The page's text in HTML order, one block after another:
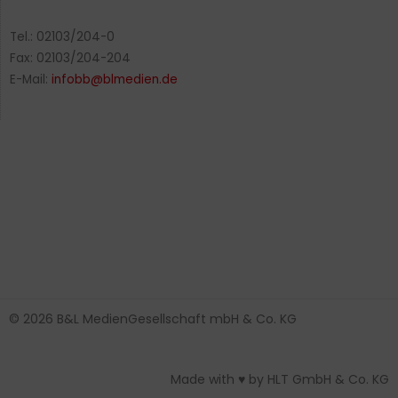
Tel.: 02103/204-0
Fax: 02103/204-204
E-Mail: infobb@blmedien.de
© 2026 B&L MedienGesellschaft mbH & Co. KG
Made with ♥ by HLT GmbH & Co. KG